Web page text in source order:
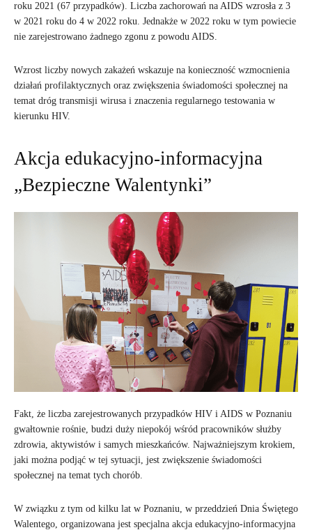
roku 2021 (67 przypadków). Liczba zachorowań na AIDS wzrosła z 3
w 2021 roku do 4 w 2022 roku. Jednakże w 2022 roku w tym powiecie
nie zarejestrowano żadnego zgonu z powodu AIDS.
Wzrost liczby nowych zakażeń wskazuje na konieczność wzmocnienia
działań profilaktycznych oraz zwiększenia świadomości społecznej na
temat dróg transmisji wirusa i znaczenia regularnego testowania w
kierunku HIV.
Akcja edukacyjno-informacyjna
„Bezpieczne Walentynki”
Fakt, że liczba zarejestrowanych przypadków HIV i AIDS w Poznaniu
gwałtownie rośnie, budzi duży niepokój wśród pracowników służby
zdrowia, aktywistów i samych mieszkańców. Najważniejszym krokiem,
jaki można podjąć w tej sytuacji, jest zwiększenie świadomości
społecznej na temat tych chorób.
W związku z tym od kilku lat w Poznaniu, w przeddzień Dnia Świętego
Walentego, organizowana jest specjalna akcja edukacyjno-informacyjna